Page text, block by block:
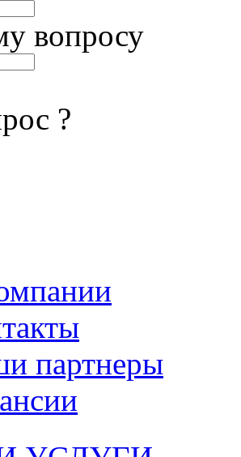
вопросу
?
партнеры